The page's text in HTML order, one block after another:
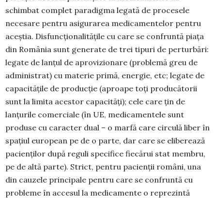
schimbat complet paradigma legată de procesele
necesare pentru asigurarea medicamentelor pentru
aceștia. Disfuncționalitățile cu care se confruntă piața
din România sunt generate de trei tipuri de perturbări:
legate de lanțul de aprovizionare (problemă greu de
administrat) cu materie primă, energie, etc; legate de
capacitățile de producție (aproape toți producătorii
sunt la limita acestor capacități); cele care țin de
lanțurile comerciale (în UE, medicamentele sunt
produse cu caracter dual – o marfă care circulă liber în
spațiul european pe de o parte, dar care se eliberează
pacienților după reguli specifice fiecărui stat membru,
pe de altă parte). Strict, pentru pacienții români, una
din cauzele principale pentru care se confruntă cu
probleme în accesul la medicamente o reprezintă